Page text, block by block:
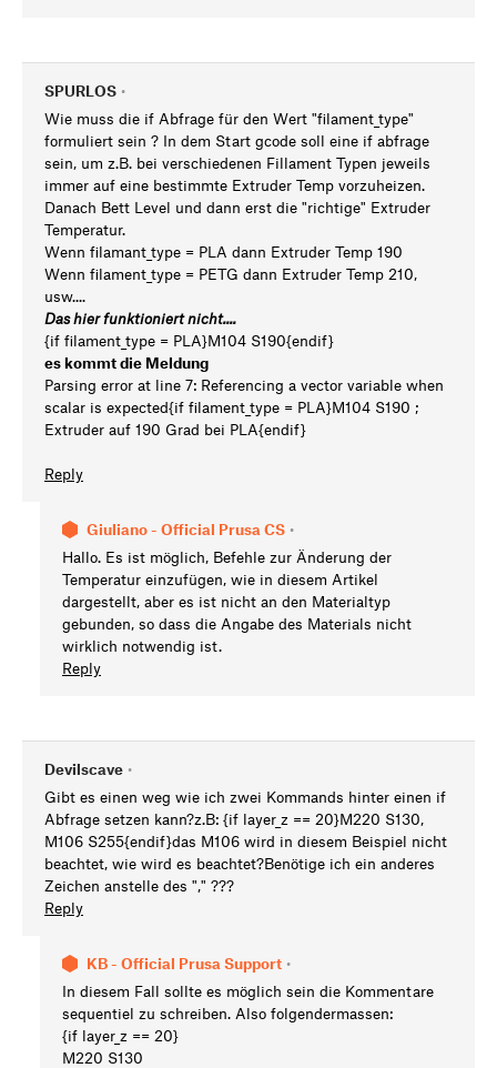
SPURLOS •
Wie muss die if Abfrage für den Wert "filament_type"
formuliert sein ? In dem Start gcode soll eine if abfrage
sein, um z.B. bei verschiedenen Fillament Typen jeweils
immer auf eine bestimmte Extruder Temp vorzuheizen.
Danach Bett Level und dann erst die "richtige" Extruder
Temperatur.
Wenn filamant_type = PLA dann Extruder Temp 190
Wenn filament_type = PETG dann Extruder Temp 210,
usw....
Das hier funktioniert nicht....
{if filament_type = PLA}M104 S190{endif}
es kommt die Meldung
Parsing error at line 7: Referencing a vector variable when
scalar is expected{if filament_type = PLA}M104 S190 ;
Extruder auf 190 Grad bei PLA{endif}
Reply
Giuliano - Official Prusa CS •
Hallo. Es ist möglich, Befehle zur Änderung der
Temperatur einzufügen, wie in diesem Artikel
dargestellt, aber es ist nicht an den Materialtyp
gebunden, so dass die Angabe des Materials nicht
wirklich notwendig ist.
Reply
Devilscave •
Gibt es einen weg wie ich zwei Kommands hinter einen if
Abfrage setzen kann?z.B: {if layer_z == 20}M220 S130,
M106 S255{endif}das M106 wird in diesem Beispiel nicht
beachtet, wie wird es beachtet?Benötige ich ein anderes
Zeichen anstelle des "," ???
Reply
KB - Official Prusa Support •
In diesem Fall sollte es möglich sein die Kommentare
sequentiel zu schreiben. Also folgendermassen:
{if layer_z == 20}
M220 S130